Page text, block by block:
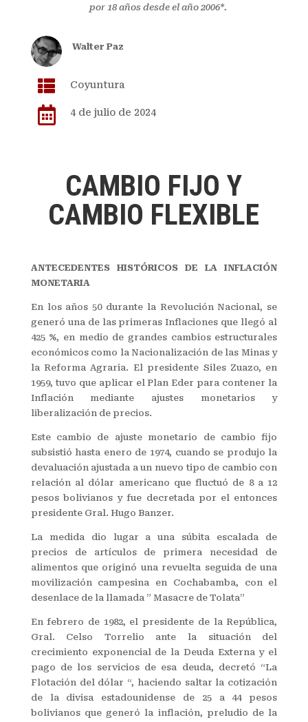
por 18 años desde el año 2006*.
Walter Paz
 Coyuntura
 4 de julio de 2024
CAMBIO FIJO Y
CAMBIO FLEXIBLE
ANTECEDENTES HISTÓRICOS DE LA INFLACIÓN
MONETARIA
En los años 50 durante la Revolución Nacional, se
generó una de las primeras Inflaciones que llegó al
425 %, en medio de grandes cambios estructurales
económicos como la Nacionalización de las Minas y
la Reforma Agraria. El presidente Siles Zuazo, en
1959, tuvo que aplicar el Plan Eder para contener la
Inflación mediante ajustes monetarios y
liberalización de precios.
Este cambio de ajuste monetario de cambio fijo
subsistió hasta enero de 1974, cuando se produjo la
devaluación ajustada a un nuevo tipo de cambio con
relación al dólar americano que fluctuó de 8 a 12
pesos bolivianos y fue decretada por el entonces
presidente Gral. Hugo Banzer.
La medida dio lugar a una súbita escalada de
precios de artículos de primera necesidad de
alimentos que originó una revuelta seguida de una
movilización campesina en Cochabamba, con el
desenlace de la llamada ” Masacre de Tolata”
En febrero de 1982, el presidente de la República,
Gral. Celso Torrelio ante la situación del
crecimiento exponencial de la Deuda Externa y el
pago de los servicios de esa deuda, decretó “La
Flotación del dólar “, haciendo saltar la cotización
de la divisa estadounidense de 25 a 44 pesos
bolivianos que generó la inflación, preludio de la